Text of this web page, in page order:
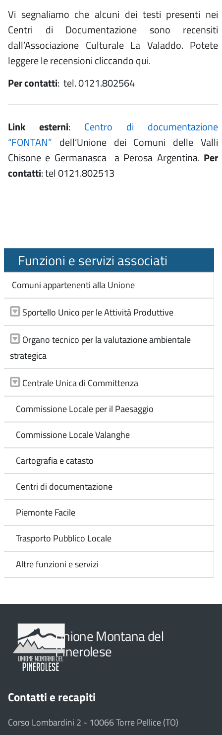
Vi segnaliamo che alcuni dei testi presenti nei
Centri di Documentazione sono recensiti
dall’Associazione Culturale La Valaddo. Potete
leggere le recensioni cliccando qui.
Per contatti: tel. 0121.802564
Link esterni: Centro di documentazione
“FONTAN” dell’Unione dei Comuni delle Valli
Chisone e Germanasca a Perosa Argentina. Per
contatti: tel 0121.802513
Funzioni e servizi associati
Comuni appartenenti alla Unione
Sportello Unico per le Attività Produttive
Organo tecnico per la valutazione ambientale
strategica
Centrale Unica di Committenza
Commissione Locale per il Paesaggio
Commissione Locale Valanghe
Cartografia e catasto
Centri di documentazione
Piemonte Facile
Trasporto Pubblico Locale
Altre funzioni e servizi
Unione Montana del
Pinerolese
Contatti e recapiti
Corso Lombardini 2 - 10066 Torre Pellice (TO)